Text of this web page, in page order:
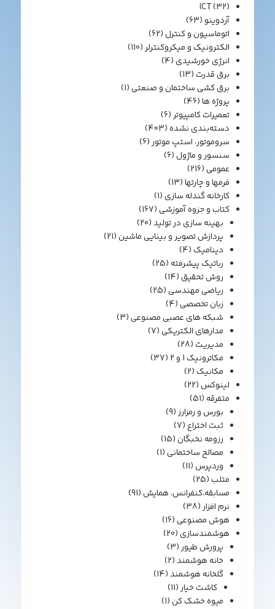
ICT(32)
آردوینو(63)
اتوماسیون و کنترل(62)
الکترونیک و میکروکنترلر(110)
انرژی خورشیدی(4)
برق قدرت(13)
برق کشی ساختمان و صنعتی(1)
پروژه ها(46)
تعمیرات کامپیوتر(6)
دسته‌بندی نشده(403)
سروموتور، استپ موتور(6)
سنسور و ماژول(6)
عمومی(216)
فرمها و چارتها(13)
کارخانه گندله سازی(1)
کتاب و جزوه آموزشی(167)
بهینه سازی در تولید(20)
پردازش تصویر و بینایی ماشین(21)
دینامیک(4)
رباتیک پیشرفته(25)
روش تحقیق(14)
ریاضی مهندسی(25)
زبان تخصصی(4)
شبکه های عصبی مصنوعی(3)
مدارهای الکتریکی(7)
مدیریت(28)
مکاترونیک 1 و 2
(37)
مکانیک(2)
لینوکس(22)
متفرقه(51)
بورس و رمزارز(9)
ثبت اختراع(7)
رزومه نخبگان(15)
مصالح ساختمانی(1)
وردپرس(11)
متلب(25)
مسابقه،کنفرانس، همایش(91)
نرم افزار(38)
هوش مصنوعی(16)
هوشمندسازی(20)
پرورش طیور(3)
خانه هوشمند(2)
گلخانه هوشمند(14)
کاشت خیار(11)
میوه خشک کن(1)